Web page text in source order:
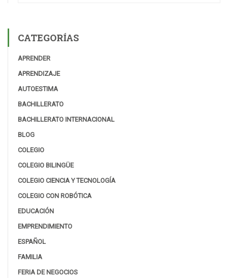
CATEGORÍAS
APRENDER
APRENDIZAJE
AUTOESTIMA
BACHILLERATO
BACHILLERATO INTERNACIONAL
BLOG
COLEGIO
COLEGIO BILINGÜE
COLEGIO CIENCIA Y TECNOLOGÍA
COLEGIO CON ROBÓTICA
EDUCACIÓN
EMPRENDIMIENTO
ESPAÑOL
FAMILIA
FERIA DE NEGOCIOS